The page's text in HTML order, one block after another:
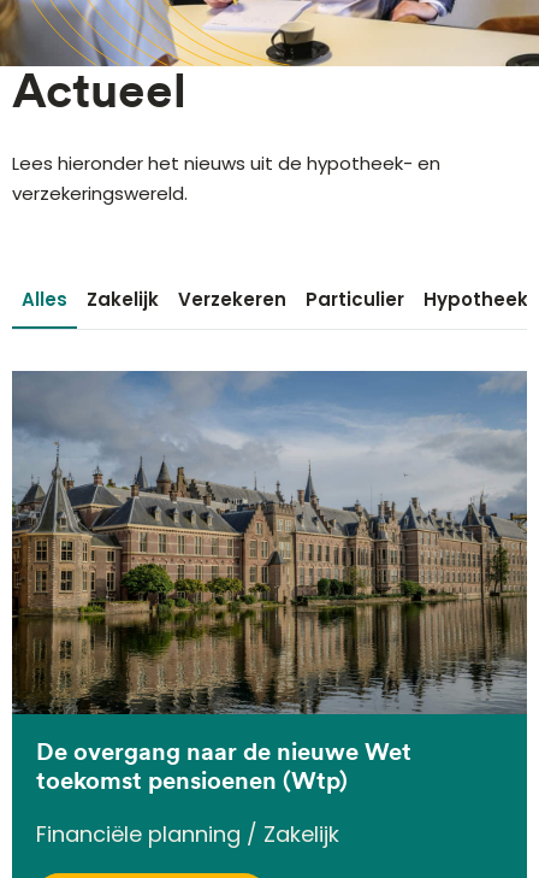
Actueel
Lees hieronder het nieuws uit de hypotheek- en
verzekeringswereld.
Alles Zakelijk Verzekeren Particulier Hypotheek
De overgang naar de nieuwe Wet
toekomst pensioenen (Wtp)
Financiële planning / Zakelijk